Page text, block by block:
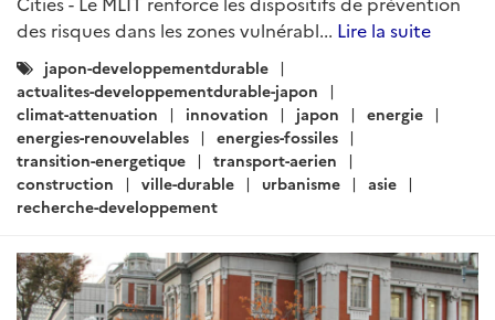
Centrales-electriques
mix-energetique
Production-solaire
Automobiles Energies-fossiles